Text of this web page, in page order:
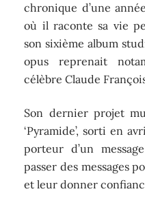
chronique d’une
où il raconte sa vie
son sixième album
opus reprenait
célèbre Claude
Son dernier projet
‘Pyramide’, sorti en
porteur d’un
passer des messages
et leur donner